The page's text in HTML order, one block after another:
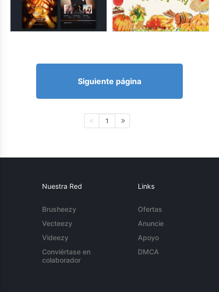
Siguiente página
1
Nuestra Red
Brusheezy
Vecteezy
Videezy
Conviértase en
colaborador
Links
Ofertas
Anuncie
Apoyo
DMCA